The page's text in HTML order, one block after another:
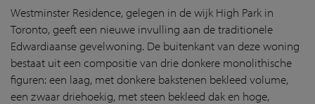
Westminster Residence, gelegen in de wijk High Park in
Toronto, geeft een nieuwe invulling aan de traditionele
Edwardiaanse gevelwoning. De buitenkant van deze woning
bestaat uit een compositie van drie donkere monolithische
figuren: een laag, met donkere bakstenen bekleed volume,
een zwaar driehoekig, met steen bekleed dak en hoge,